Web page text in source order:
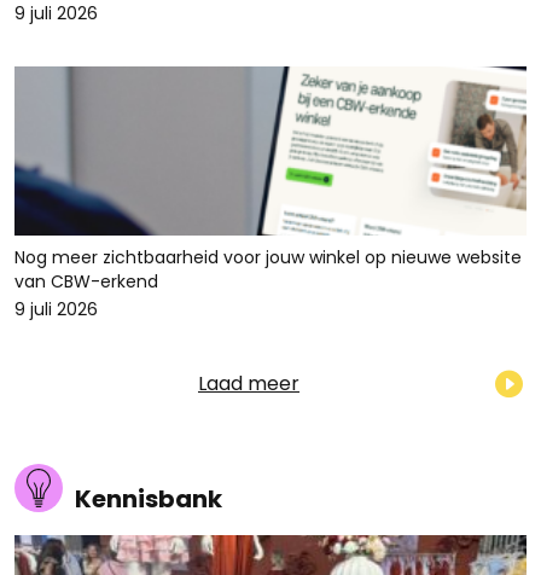
9 juli 2026
Nog meer zichtbaarheid voor jouw winkel op nieuwe website
van CBW-erkend
9 juli 2026
Laad meer
Kennisbank